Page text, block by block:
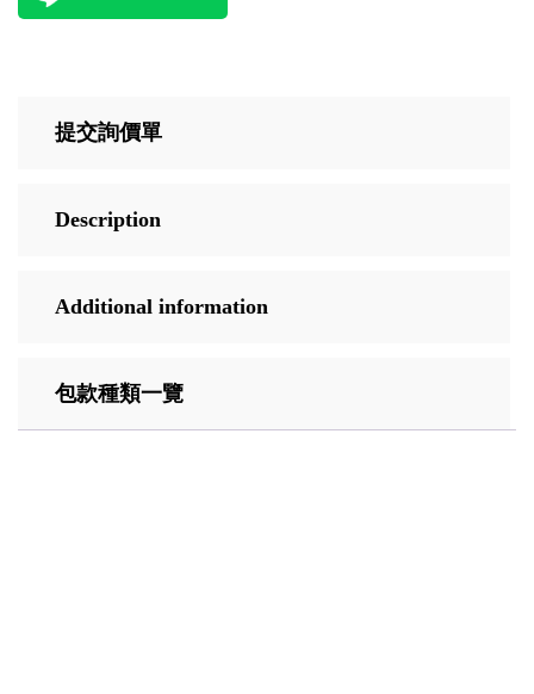
提交詢價單
Description
Additional information
包款種類一覽